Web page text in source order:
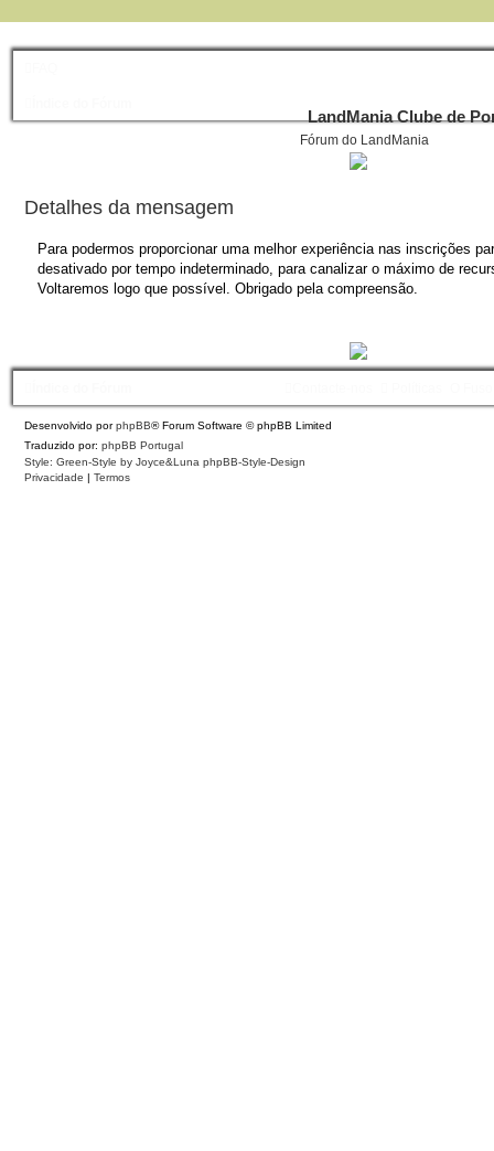
LandMania Clube de
Fórum do LandMania
Detalhes da mensagem
Para podermos proporcionar uma melhor experiência nas inscrições
desativado por tempo indeterminado, para canalizar o máximo de
Voltaremos logo que possível. Obrigado pela compreensão.
Desenvolvido porphpBB® Forum Software © phpBB Limited
Traduzido por: phpBB Portugal
Style: Green-Style by Joyce&Luna phpBB-Style-Design
Privacidade | Termos